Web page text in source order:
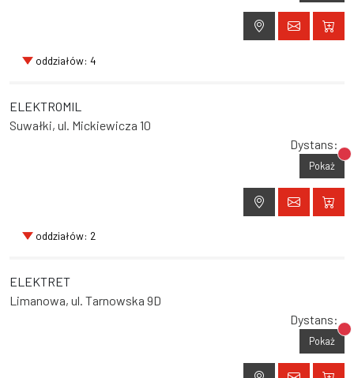
oddziałów: 4
ELEKTROMIL
Suwałki, ul. Mickiewicza 10
Dystans:
Pokaż
oddziałów: 2
ELEKTRET
Limanowa, ul. Tarnowska 9D
Dystans:
Pokaż